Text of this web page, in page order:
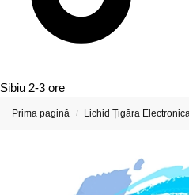
Sibiu 2-3 ore
Prima pagină / Lichid Țigăra